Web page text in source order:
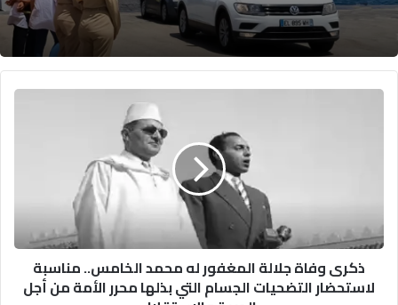
مناسبة
لاستحضار
التضحيات
الجسام
ذكرى وفاة جلالة المغفور له محمد الخامس.. مناسبة
لاستحضار التضحيات الجسام التي بذلها محرر الأمة من أجل